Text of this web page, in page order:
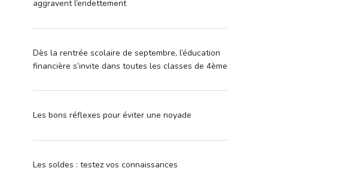
aggravent l’endettement
Dès la rentrée scolaire de septembre, l’éducation
financière s’invite dans toutes les classes de 4ème
Les bons réflexes pour éviter une noyade
Les soldes : testez vos connaissances